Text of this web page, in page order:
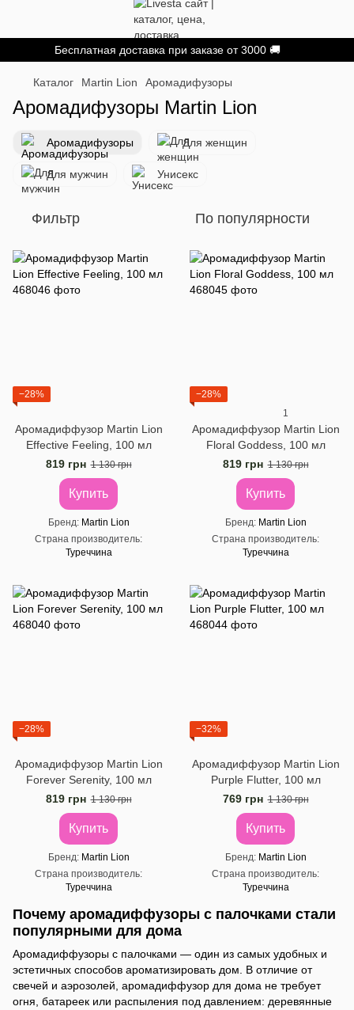
Бесплатная доставка при заказе от 3000 🚚
Каталог Martin Lion Аромадифузоры
Аромадифузоры Martin Lion
Аромадифузоры Для женщин
Для мужчин Унисекс
Фильтр По популярности
−28%
Аромадиффузор Martin Lion
Effective Feeling, 100 мл
819 грн 1 130 грн
Купить
Бренд
Martin Lion
Страна производитель
Туреччина
−28%
1
Аромадиффузор Martin Lion
Floral Goddess, 100 мл
819 грн 1 130 грн
Купить
Бренд
Martin Lion
Страна производитель
Туреччина
−28%
Аромадиффузор Martin Lion
Forever Serenity, 100 мл
819 грн 1 130 грн
Купить
Бренд
Martin Lion
Страна производитель
Туреччина
−32%
Аромадиффузор Martin Lion
Purple Flutter, 100 мл
769 грн 1 130 грн
Купить
Бренд
Martin Lion
Страна производитель
Туреччина
Почему аромадиффузоры с палочками стали
популярными для дома
Аромадиффузоры с палочками — один из самых удобных и
эстетичных способов ароматизировать дом. В отличие от
свечей и аэрозолей, аромадиффузор для дома не требует
огня, батареек или распыления под давлением: деревянные